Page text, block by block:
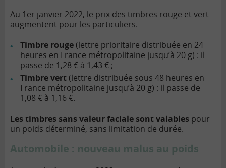
Au 1er janvier 2022, le prix des timbres rouge et vert
augmentent pour les particuliers.
Timbre rouge(lettre prioritaire distribuée en 24
heures en France métropolitaine jusqu’à 20 g) : il
passe de 1,28 € à 1,43 € ;
Timbre vert(lettre distribuée sous 48 heures en
France métropolitaine jusqu’à 20 g) : il passe de
1,08 € à 1,16 €.
Les timbres sans valeur faciale sont valables pour
un poids déterminé, sans limitation de durée.
Automobile : nouveau malus au poids